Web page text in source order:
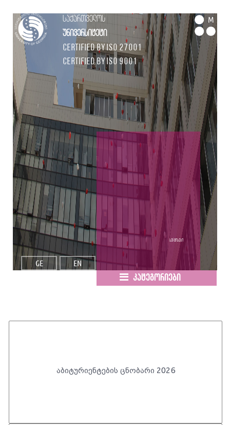
საქართველოს
უნივერსიტეტი
Certified by ISO 27001
Certified by ISO 9001
M
GE EN
სერვისები
კატეგორიები
აბიტურიენტების ცნობარი 2026